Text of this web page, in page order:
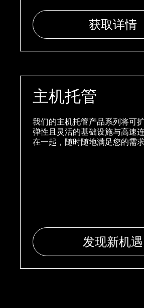
获取详情
主机托管
我们的主机托管产品系列将可
弹性且灵活的基础设施与高速
在一起，随时随地满足您的需求
发现新机遇